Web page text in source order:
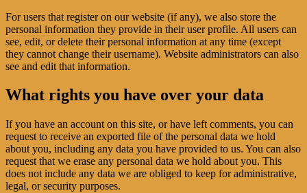
For users that register on our website (if any), we also store the
personal information they provide in their user profile. All users can
see, edit, or delete their personal information at any time (except
they cannot change their username). Website administrators can also
see and edit that information.
What rights you have over your data
If you have an account on this site, or have left comments, you can
request to receive an exported file of the personal data we hold
about you, including any data you have provided to us. You can also
request that we erase any personal data we hold about you. This
does not include any data we are obliged to keep for administrative,
legal, or security purposes.